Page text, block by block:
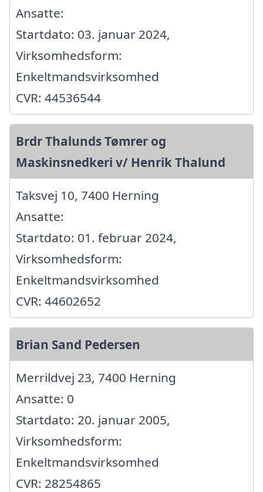
Ansatte:
Startdato: 03. januar 2024,
Virksomhedsform:
Enkeltmandsvirksomhed
CVR: 44536544
Brdr Thalunds Tømrer og
Maskinsnedkeri v/ Henrik Thalund
Taksvej 10, 7400 Herning
Ansatte:
Startdato: 01. februar 2024,
Virksomhedsform:
Enkeltmandsvirksomhed
CVR: 44602652
Brian Sand Pedersen
Merrildvej 23, 7400 Herning
Ansatte: 0
Startdato: 20. januar 2005,
Virksomhedsform:
Enkeltmandsvirksomhed
CVR: 28254865